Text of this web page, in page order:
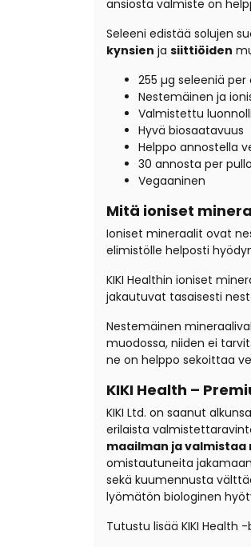
ansiosta valmiste on
Seleeni edistää solujen
kynsien ja siittiöiden
255 µg seleeniä per
Nestemäinen ja
Valmistettu
Hyvä biosaatavuus
Helppo annostella
30 annosta per pullo
Vegaaninen
Mitä ioniset
Ioniset mineraalit ovat
elimistölle helposti
KIKI Healthin ioniset
jakautuvat tasaisesti
Nestemäinen
muodossa, niiden ei
ne on helppo sekoittaa
KIKI Health –
KIKI Ltd. on saanut
erilaista valmistetta
maailman ja
omistautuneita
sekä kuumennusta
lyömätön biologinen
Tutustu lisää KIKI Health